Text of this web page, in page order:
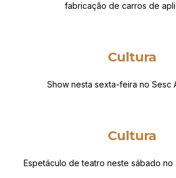
fabricação de carros de
Cultura
Show nesta sexta-feira no Sesc
Cultura
Espetáculo de teatro neste sábado no